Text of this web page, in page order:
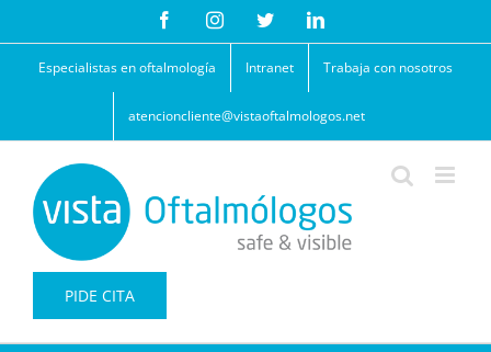
contenido
FacebookInstagramTwitterLinkedIn
Especialistas en oftalmología Intranet Trabaja con nosotros
atencioncliente@vistaoftalmologos.net
PIDE CITA